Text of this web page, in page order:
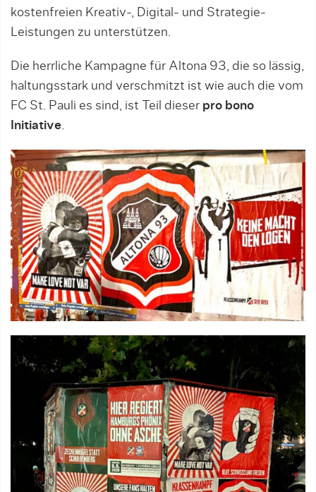
kostenfreien Kreativ-, Digital- und Strategie-
Leistungen zu unterstützen.
Die herrliche Kampagne für Altona 93, die so lässig,
haltungsstark und verschmitzt ist wie auch die vom
FC St. Pauli es sind, ist Teil dieser pro bono
Initiative.